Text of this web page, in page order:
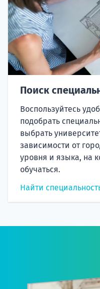
Поиск
Воспользуйтесь
подобрать
выбрать
зависимости от
уровня и языка, на
обучаться.
Найти